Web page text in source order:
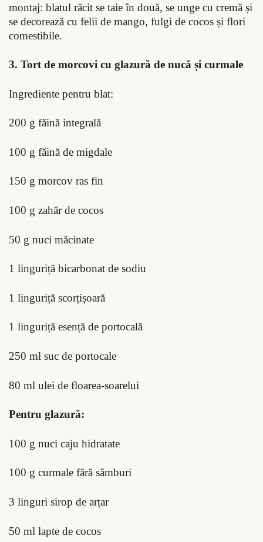
montaj: blatul răcit se taie în două, se unge cu cremă și
se decorează cu felii de mango, fulgi de cocos și flori
comestibile.
3. Tort de morcovi cu glazură de nucă și curmale
Ingrediente pentru blat:
200 g făină integrală
100 g făină de migdale
150 g morcov ras fin
100 g zahăr de cocos
50 g nuci măcinate
1 linguriță bicarbonat de sodiu
1 linguriță scorțișoară
1 linguriță esență de portocală
250 ml suc de portocale
80 ml ulei de floarea-soarelui
Pentru glazură:
100 g nuci caju hidratate
100 g curmale fără sâmburi
3 linguri sirop de arțar
50 ml lapte de cocos